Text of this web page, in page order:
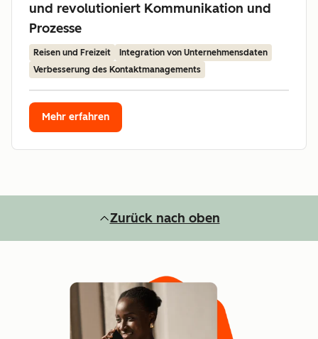
und revolutioniert Kommunikation und
Prozesse
Reisen und Freizeit
Integration von Unternehmensdaten
Verbesserung des Kontaktmanagements
Mehr erfahren
Zurück nach oben